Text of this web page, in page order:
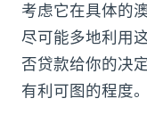
考虑它在具体的
尽可能多地利用
否贷款给你的决
有利可图的程度。